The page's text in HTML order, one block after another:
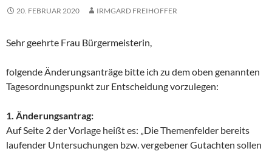
20. FEBRUAR 2020 IRMGARD FREIHOFFER
Sehr geehrte Frau Bürgermeisterin,
folgende Änderungsanträge bitte ich zu dem oben genannten
Tagesordnungspunkt zur Entscheidung vorzulegen:
1. Änderungsantrag:
Auf Seite 2 der Vorlage heißt es: „Die Themenfelder bereits
laufender Untersuchungen bzw. vergebener Gutachten sollen